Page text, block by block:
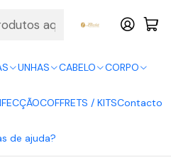
UNHAS CABELO CORPO
COFFRETS / KITSContacto
de ajuda?
with Klarna.
Gel Polish 221